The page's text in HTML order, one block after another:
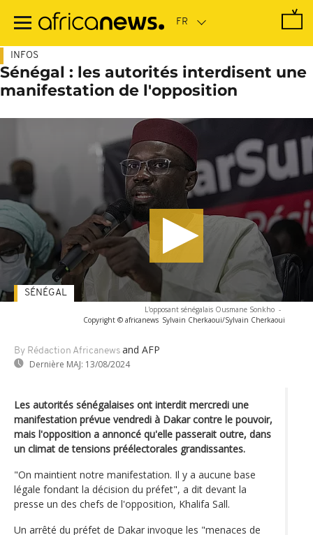
contenu
INFOS
Sénégal : les autorités interdisent une
manifestation de l'opposition
L'opposant sénégalais Ousmane Sonkho -
Copyright © africanews Sylvain Cherkaoui/Sylvain Cherkaoui
By Rédaction Africanews and AFP
Dernière MAJ: 13/08/2024
SÉNÉGAL
Les autorités sénégalaises ont interdit mercredi une
manifestation prévue vendredi à Dakar contre le pouvoir,
mais l'opposition a annoncé qu'elle passerait outre, dans
un climat de tensions préélectorales grandissantes.
"On maintient notre manifestation. Il y a aucune base
légale fondant la décision du préfet", a dit devant la
presse un des chefs de l'opposition, Khalifa Sall.
Un arrêté du préfet de Dakar invoque les "menaces de